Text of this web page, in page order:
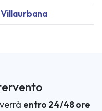
Villaurbana
entro 24/48 ore